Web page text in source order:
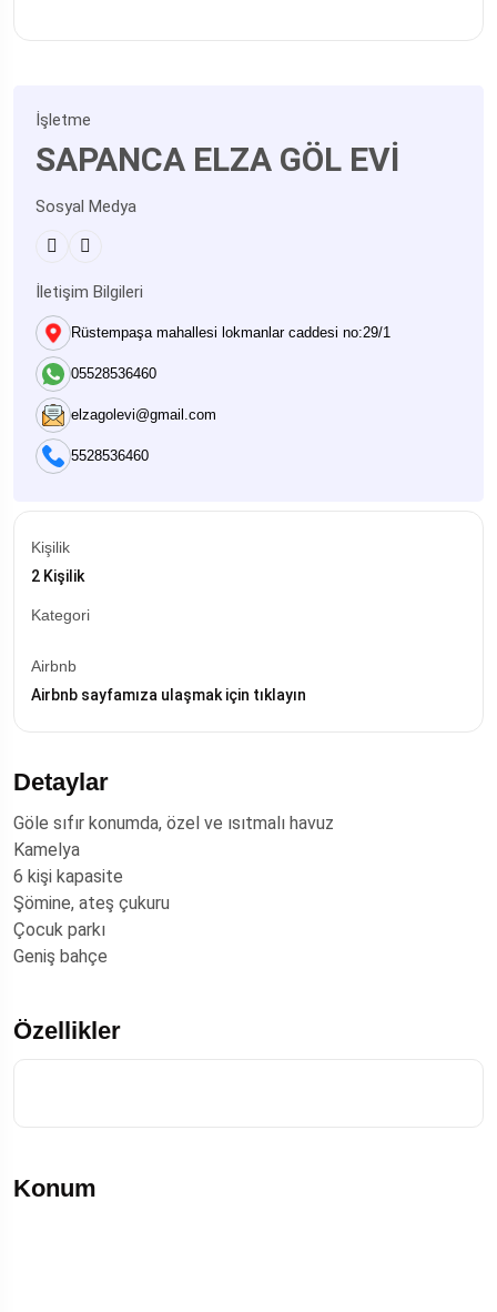
İşletme
SAPANCA ELZA GÖL EVİ
Sosyal Medya
İletişim Bilgileri
Rüstempaşa mahallesi lokmanlar caddesi no:29/1
05528536460
elzagolevi@gmail.com
5528536460
Kişilik
2 Kişilik
Kategori
Airbnb
Airbnb sayfamıza ulaşmak için tıklayın
Detaylar
Göle sıfır konumda, özel ve ısıtmalı havuz
Kamelya
6 kişi kapasite
Şömine, ateş çukuru
Çocuk parkı
Geniş bahçe
Özellikler
Konum